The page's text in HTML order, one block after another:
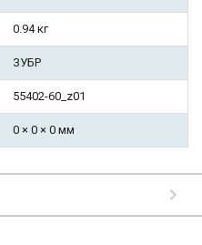
0.94 кг
ЗУБР
55402-60_z01
0 × 0 × 0 мм